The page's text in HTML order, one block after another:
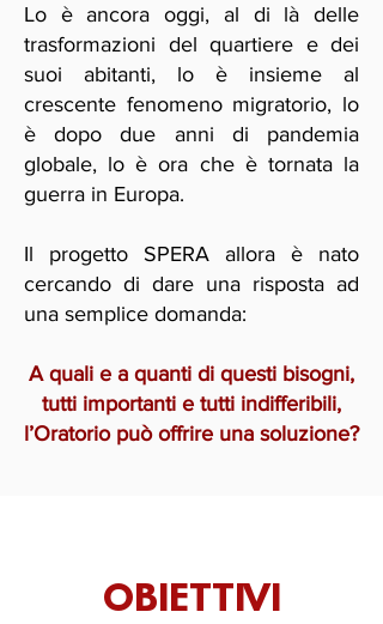
Lo è ancora oggi, al di là delle
trasformazioni del quartiere e dei
suoi abitanti, lo è insieme al
crescente fenomeno migratorio, lo
è dopo due anni di pandemia
globale, lo è ora che è tornata la
guerra in Europa.
Il progetto SPERA allora è nato
cercando di dare una risposta ad
una semplice domanda:
A quali e a quanti di questi bisogni,
tutti importanti e tutti indifferibili,
l’Oratorio può offrire una soluzione?
OBIETTIVI